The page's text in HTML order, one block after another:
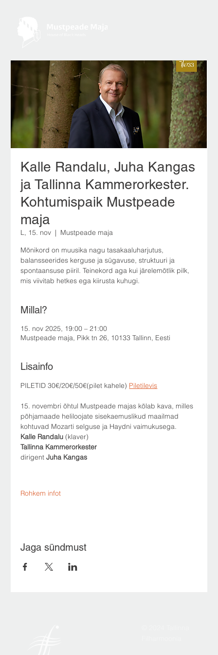
Kalle Randalu, Juha Kangas
ja Tallinna Kammerorkester.
Kohtumispaik Mustpeade
maja
L, 15. nov
  |
Mustpeade maja
Mõnikord on muusika nagu tasakaaluharjutus,
balansseerides kerguse ja sügavuse, struktuuri ja
spontaansuse piiril. Teinekord aga kui järelemõtlik pilk,
mis viivitab hetkes ega kiirusta kuhugi.
Millal?
15. nov 2025, 19:00 – 21:00
Mustpeade maja, Pikk tn 26, 10133 Tallinn, Eesti
Lisainfo
PILETID 30€/20€/50€(pilet kahele) Piletilevis
15. novembri õhtul Mustpeade majas kõlab kava, milles
põhjamaade heliloojate sisekaemuslikud maailmad
kohtuvad Mozarti selguse ja Haydni vaimukusega.
Kalle Randalu (klaver)
Tallinna Kammerorkester
dirigent Juha Kangas
Rohkem infot
Jaga sündmust